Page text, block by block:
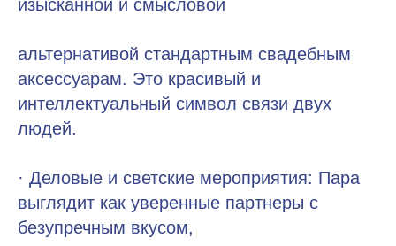
изысканной и смысловой
альтернативой стандартным свадебным
аксессуарам. Это красивый и
интеллектуальный символ связи двух
людей.
· Деловые и светские мероприятия: Пара
выглядит как уверенные партнеры с
безупречным вкусом,